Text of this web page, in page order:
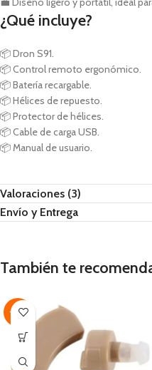
¿Qué incluye?
📦 Dron S91.
📦 Control remoto ergonómico.
📦 Batería recargable.
📦 Hélices de repuesto.
📦 Protector de hélices.
📦 Cable de carga USB.
📦 Manual de usuario.
Valoraciones (3)
Envío y Entrega
También te
-49%